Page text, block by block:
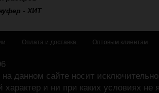
- ХИТ
Оплата и доставка
Оптовым клиентам
данном сайте носит исключительно
и ни при каких условиях не